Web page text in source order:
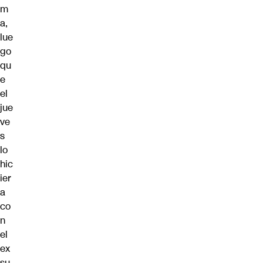
m
a,
lue
go
qu
e
el
jue
ve
s
lo
hic
ier
a
co
n
el
ex